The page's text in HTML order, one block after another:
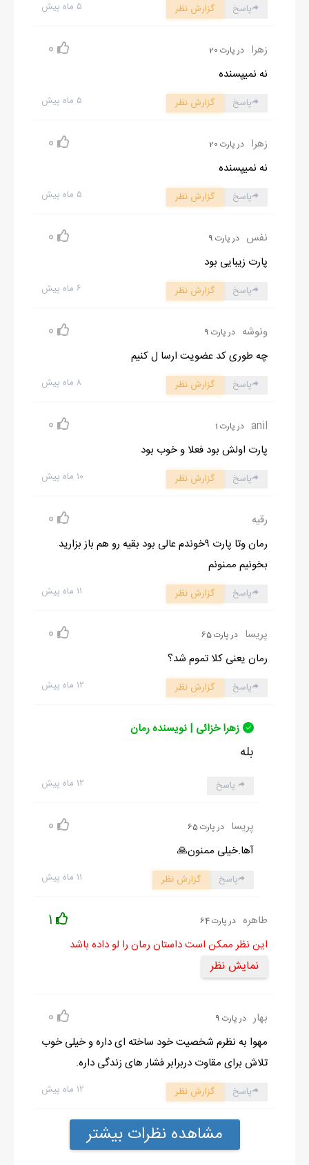
۵ ماه پیش پاسخ گزارش نظر
زهرا در پارت 20 0
نه نمیپسنده
۵ ماه پیش پاسخ گزارش نظر
زهرا در پارت 20 0
نه نمیپسنده
۵ ماه پیش پاسخ گزارش نظر
نفس در پارت 9 0
پارت زیبایی بود
۶ ماه پیش پاسخ گزارش نظر
ونوشه در پارت 9 0
چه طوری کد عضویت ارسا ل کنیم
۸ ماه پیش پاسخ گزارش نظر
anil در پارت 1 0
پارت اولش بود فعلا و خوب بود
۱۰ ماه پیش پاسخ گزارش نظر
رقیه 0
رمان وتا پارت ۹خوندم عالی بود بقیه رو هم باز بزارید
بخونیم ممنونم
۱۱ ماه پیش پاسخ گزارش نظر
پریسا در پارت 65 0
رمان یعنی کلا تموم شد؟
۱۲ ماه پیش پاسخ گزارش نظر
زهرا خزائی | نویسنده رمان
بله
۱۲ ماه پیش پاسخ
پریسا در پارت 65 0
آها.خیلی ممنون🙏
۱۱ ماه پیش پاسخ گزارش نظر
طاهره در پارت 64 1
این نظر ممکن است داستان رمان را لو داده باشد
نمایش نظر
بهار در پارت 9 0
مهوا به نظرم شخصیت خود ساخته ای داره و خیلی خوب
تلاش برای مقاوت دربرابر فشار های زندگی داره.
۱۲ ماه پیش پاسخ گزارش نظر
مشاهده نظرات بیشتر